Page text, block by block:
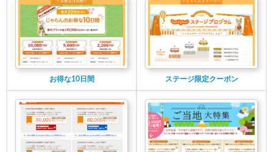
お得な10日間 ステージ限定クーポン